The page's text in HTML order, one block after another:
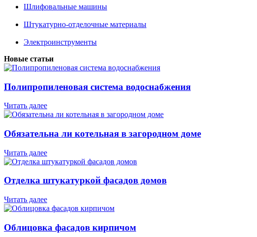
Шлифовальные машины
Штукатурно-отделочные материалы
Электроинструменты
Новые статьи
Полипропиленовая система водоснабжения
Читать далее
Обязательна ли котельная в загородном доме
Читать далее
Отделка штукатуркой фасадов домов
Читать далее
Облицовка фасадов кирпичом